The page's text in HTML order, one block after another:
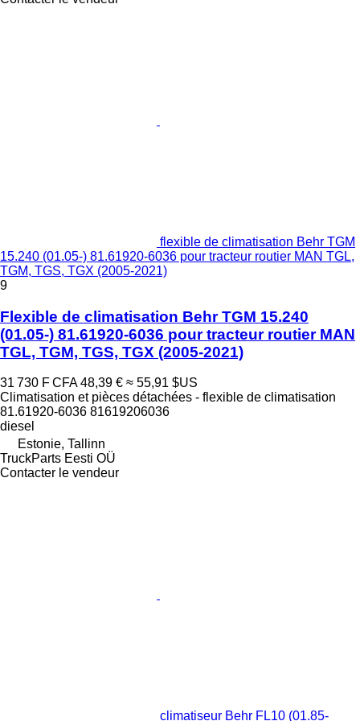
flexible de climatisation Behr TGM
15.240 (01.05-) 81.61920-6036 pour tracteur routier MAN TGL,
TGM, TGS, TGX (2005-2021)
9
Flexible de climatisation Behr TGM 15.240
(01.05-) 81.61920-6036 pour tracteur routier MAN
TGL, TGM, TGS, TGX (2005-2021)
31 730 F CFA 48,39 € ≈ 55,91 $US
Climatisation et pièces détachées - flexible de climatisation
81.61920-6036 81619206036
diesel
Estonie, Tallinn
TruckParts Eesti OÜ
Contacter le vendeur
climatiseur Behr FL10 (01.85-